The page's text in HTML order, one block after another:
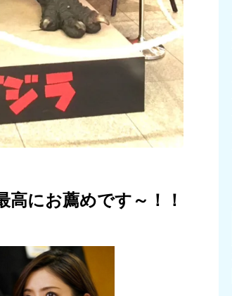
にお薦めです～！！